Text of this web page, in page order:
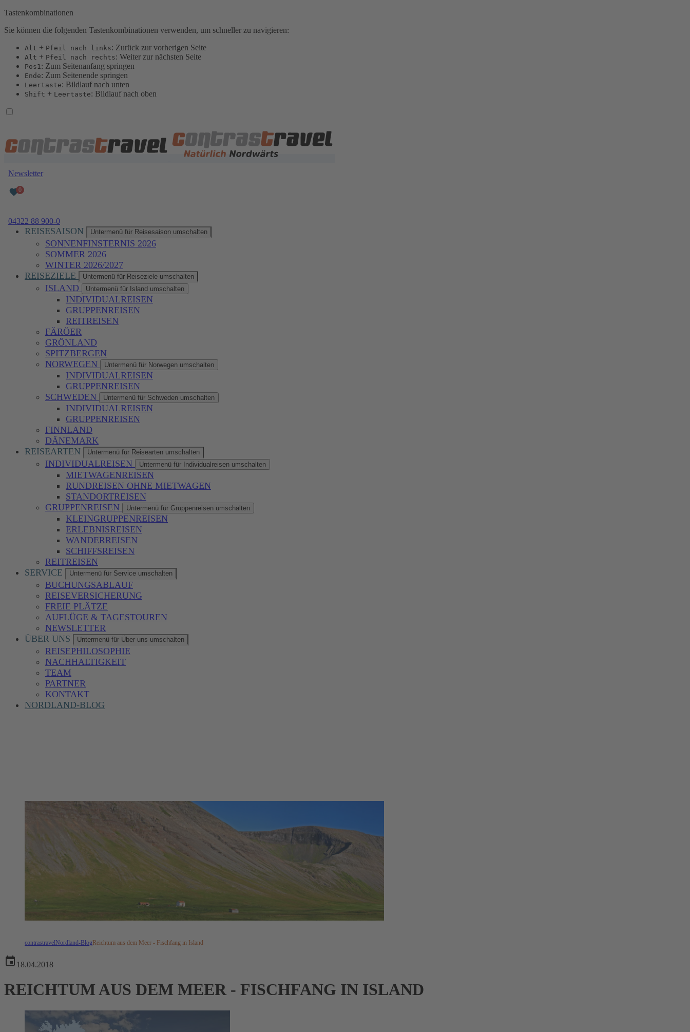
Tastenkombinationen
Sie können die folgenden Tastenkombinationen verwenden, um schneller zu navigieren:
Alt + Pfeil nach links: Zurück zur vorherigen Seite
Alt + Pfeil nach rechts: Weiter zur nächsten Seite
Pos1: Zum Seitenanfang springen
Ende: Zum Seitenende springen
Leertaste: Bildlauf nach unten
Shift + Leertaste: Bildlauf nach oben
Newsletter
04322 88 900-0
REISESAISON Untermenü für Reisesaison umschalten
SONNENFINSTERNIS 2026
SOMMER 2026
WINTER 2026/2027
REISEZIELE
Untermenü für Reiseziele umschalten
ISLAND Untermenü für Island umschalten
INDIVIDUALREISEN
GRUPPENREISEN
REITREISEN
FÄRÖER
GRÖNLAND
SPITZBERGEN
NORWEGEN
Untermenü für Norwegen umschalten
INDIVIDUALREISEN
GRUPPENREISEN
SCHWEDEN
Untermenü für Schweden umschalten
INDIVIDUALREISEN
GRUPPENREISEN
FINNLAND
DÄNEMARK
REISEARTEN
Untermenü für Reisearten umschalten
INDIVIDUALREISEN Untermenü für Individualreisen umschalten
MIETWAGENREISEN
RUNDREISEN OHNE MIETWAGEN
STANDORTREISEN
GRUPPENREISEN
Untermenü für Gruppenreisen umschalten
KLEINGRUPPENREISEN
ERLEBNISREISEN
WANDERREISEN
SCHIFFSREISEN
REITREISEN
SERVICE
Untermenü für Service umschalten
BUCHUNGSABLAUF
REISEVERSICHERUNG
FREIE PLÄTZE
AUFLÜGE & TAGESTOUREN
NEWSLETTER
ÜBER UNS
Untermenü für Über uns umschalten
REISEPHILOSOPHIE
NACHHALTIGKEIT
TEAM
PARTNER
KONTAKT
NORDLAND-BLOG
contrastravelNordland-Blog Reichtum aus dem Meer - Fischfang in Island
18.04.2018
REICHTUM AUS DEM MEER - FISCHFANG IN ISLAND